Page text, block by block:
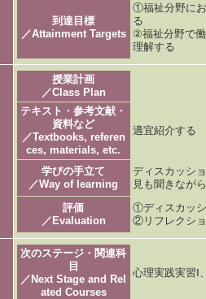
到達目標
／Attainment Targets
①福祉分野に
る
②福祉分野で
理解する
授業計画
／Class Plan
テキスト・参考文献・
資料など
／Textbooks, referen
ces, materials, etc.
適宜紹介する
学びの手立て
／Way of learning
ディスカッシ
見も聞きなが
評価
／Evaluation
①ディスカッ
②リフレクシ
次のステージ・関連科
目
／Next Stage and Rel
ated Courses
心理実践実習